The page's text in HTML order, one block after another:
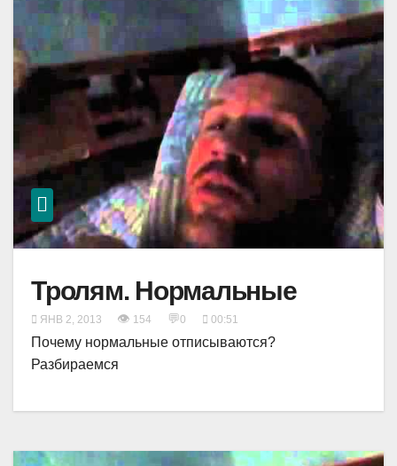
Тролям. Нормальные
ЯНВ 2, 2013 👁 154 💬0 00:51
Почему нормальные отписываются?
Разбираемся